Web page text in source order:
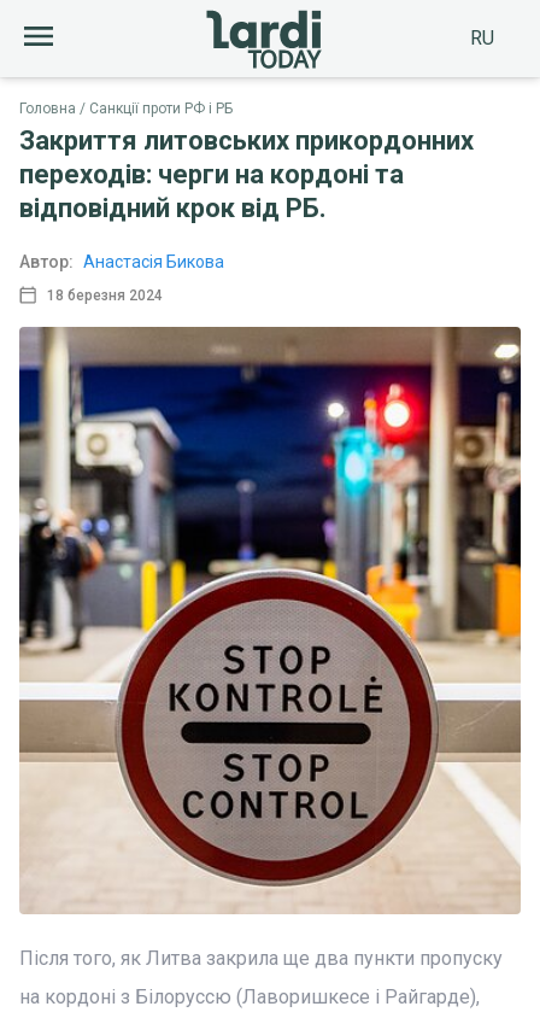
RU
Головна Санкції проти РФ і РБ
Закриття литовських прикордонних
переходів: черги на кордоні та
відповідний крок від РБ.
18 березня 2024
Автор: Анастасія Бикова
Після того, як Литва закрила ще два пункти пропуску
на кордоні з Білоруссю (Лаворишкесе і Райгарде),